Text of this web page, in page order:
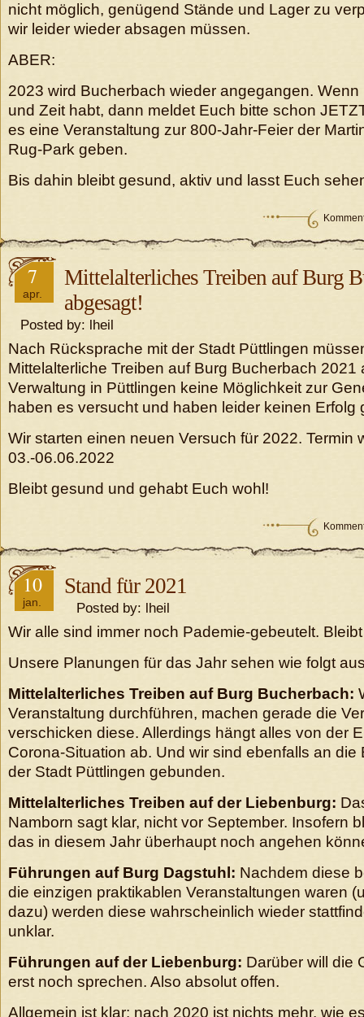
nicht möglich, genügend Stände und Lager zu
wir leider wieder absagen müssen.
ABER:
2023 wird Bucherbach wieder angegangen. Wenn
und Zeit habt, dann meldet Euch bitte schon
es eine Veranstaltung zur 800-Jahr-Feier der
Rug-Park geben.
Bis dahin bleibt gesund, aktiv und lasst Euch
7
apr.
Mittelalterliches Treiben auf Burg
abgesagt!
Posted by: lheil
Nach Rücksprache mit der Stadt Püttlingen
Mittelalterliche Treiben auf Burg Bucherbach 2021
Verwaltung in Püttlingen keine Möglichkeit zur
haben es versucht und haben leider keinen Erfolg
Wir starten einen neuen Versuch für 2022. Termin
03.-06.06.2022
Bleibt gesund und gehabt Euch wohl!
10
jan.
Stand für 2021
Posted by: lheil
Wir alle sind immer noch Pademie-gebeutelt.
Unsere Planungen für das Jahr sehen wie folgt
Mittelalterliches Treiben auf Burg Bucherbach:
Veranstaltung durchführen, machen gerade die
verschicken diese. Allerdings hängt alles von der
Corona-Situation ab. Und wir sind ebenfalls an die
der Stadt Püttlingen gebunden.
Mittelalterliches Treiben auf der Liebenburg:
Namborn sagt klar, nicht vor September. Insofern
das in diesem Jahr überhaupt noch angehen
Führungen auf Burg Dagstuhl: Nachdem diese
die einzigen praktikablen Veranstaltungen waren
dazu) werden diese wahrscheinlich wieder
unklar.
Führungen auf der Liebenburg: Darüber will die
erst noch sprechen. Also absolut offen.
Allgemein ist klar: nach 2020 ist nichts mehr, wie